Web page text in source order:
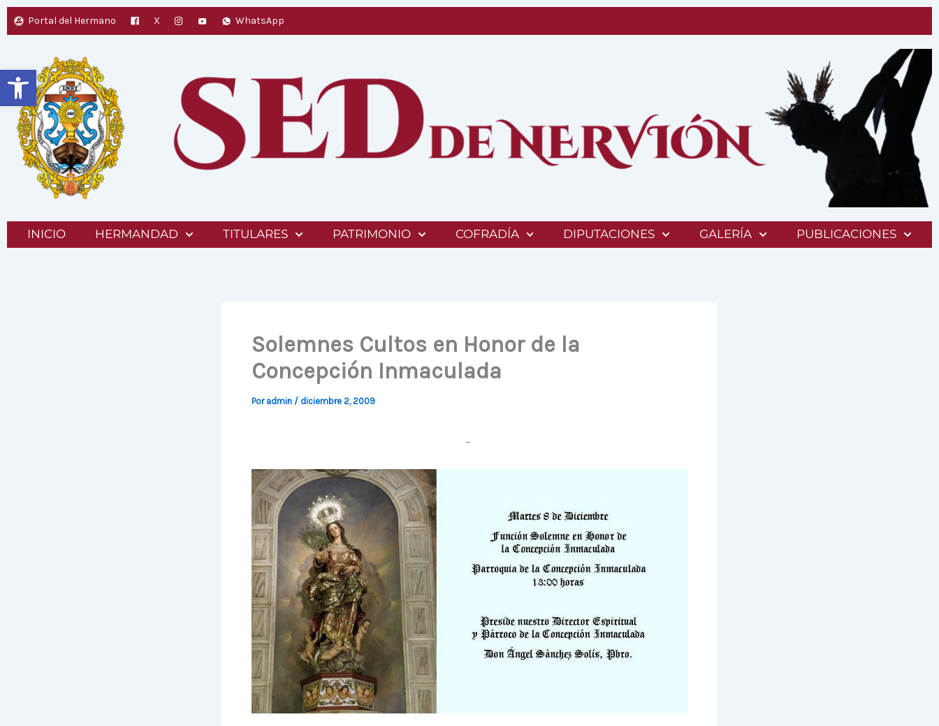
Abrir barra de herramientas
Portal del Hermano X WhatsApp
INICIO HERMANDAD TITULARES PATRIMONIO COFRADÍA DIPUTACIONES GALERÍA PUBLICACIONES
Solemnes Cultos en Honor de la
Concepción Inmaculada
Por admin / diciembre 2, 2009
–